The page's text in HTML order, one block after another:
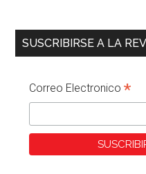
SUSCRIBIRSE A LA
Correo Electronico*